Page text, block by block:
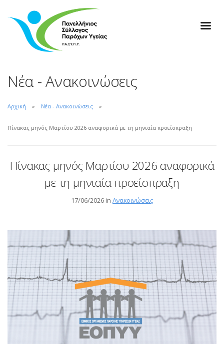
Νέα - Ανακοινώσεις
Αρχική Νέα - Ανακοινώσεις
Πίνακας μηνός Μαρτίου 2026 αναφορικά με τη μηνιαία προείσπραξη
Πίνακας μηνός Μαρτίου 2026 αναφορικά
με τη μηνιαία προείσπραξη
17/06/2026 in Ανακοινώσεις